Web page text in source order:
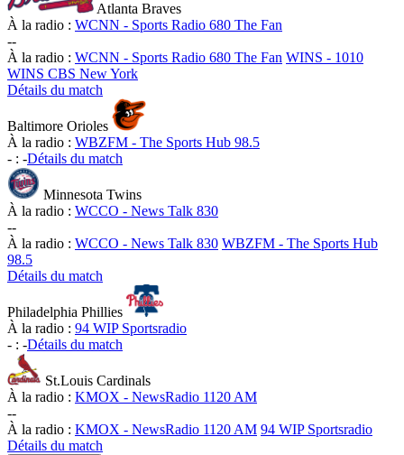
Atlanta Braves
À la radio : WCNN - Sports Radio 680 The Fan
--
À la radio : WCNN - Sports Radio 680 The Fan WINS - 1010
WINS CBS New York
Détails du match
Baltimore Orioles
À la radio : WBZFM - The Sports Hub 98.5
- : -Détails du match
Minnesota Twins
À la radio : WCCO - News Talk 830
--
À la radio : WCCO - News Talk 830 WBZFM - The Sports Hub
98.5
Détails du match
Philadelphia Phillies
À la radio : 94 WIP Sportsradio
- : -Détails du match
St.Louis Cardinals
À la radio : KMOX - NewsRadio 1120 AM
--
À la radio : KMOX - NewsRadio 1120 AM 94 WIP Sportsradio
Détails du match